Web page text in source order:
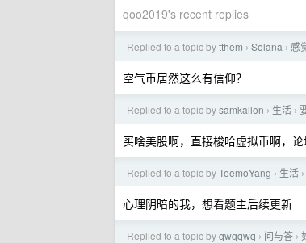
qoo2019's recent replies
Replied to a topic bytthem › Solana › 感
空气币居然这么有信仰？
Replied to a topic bysamkallon › 生活 ›
买啥美股啊，直接梭哈虚拟币啊，
Replied to a topic byTeemoYang › 生活 ›
心理阴暗的我，想看题主后续更新
Replied to a topic byqwqqwq › 问与答 ›